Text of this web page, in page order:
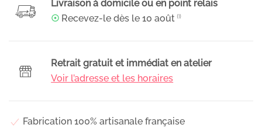
de
fleurs
les
Livraison à domicile ou en point relais
☉ Recevez-le dès le10 août ⁽¹⁾
Retrait gratuit et immédiat en atelier
Voir l’adresse et les horaires
Fabrication 100% artisanale française